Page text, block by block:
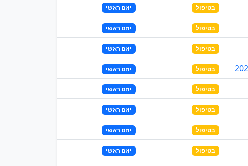
בטיפול יוזם ראשי
בטיפול יוזם ראשי
בטיפול יוזם ראשי
בטיפול יוזם ראשי
בטיפול יוזם ראשי
בטיפול יוזם ראשי
בטיפול יוזם ראשי
בטיפול יוזם ראשי